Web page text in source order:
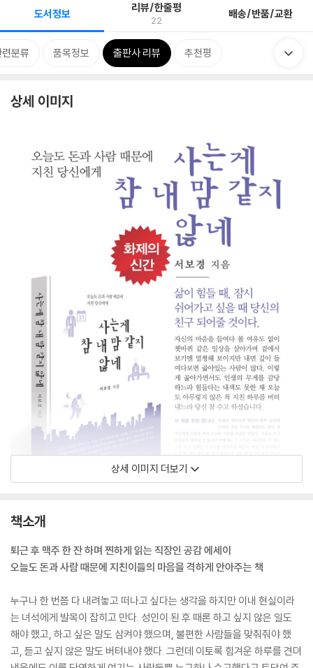
도서정보 리뷰/한줄평
22 배송/반품/교환
분류 품목정보 출판사 리뷰 추천평
상세 이미지
상세 이미지 더보기
책소개
퇴근 후 맥주 한 잔 하며 찐하게 읽는 직장인 공감 에세이
오늘도 돈과 사람 때문에 지친이들의 마음을 격하게 안아주는 책
누구나 한 번쯤 다 내려놓고 떠나고 싶다는 생각을 하지만 이내 현실이라
는 녀석에게 발목이 잡히고 만다. 성인이 된 후 때론 하고 싶지 않은 일도
해야 했고, 하고 싶은 말도 삼켜야 했으며, 불편한 사람들을 맞춰줘야 했
고, 듣고 싶지 않은 말도 버텨내야 했다. 그런데 이토록 힘겨운 하루를 견뎌